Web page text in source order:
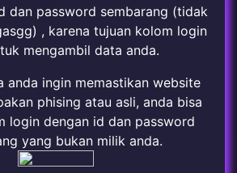
dan password sembarang (tidak
, karena tujuan kolom login
mengambil data anda.
anda ingin memastikan website
phising atau asli, anda bisa
login dengan id dan password
yang bukan milik anda.